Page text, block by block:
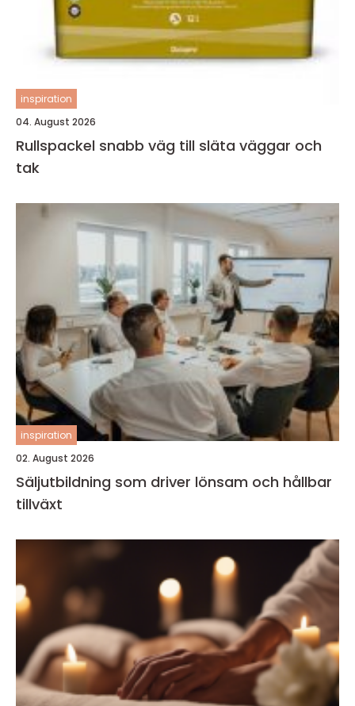
inspiration
04. August 2026
Rullspackel snabb väg till släta väggar och
tak
inspiration
02. August 2026
Säljutbildning som driver lönsam och hållbar
tillväxt